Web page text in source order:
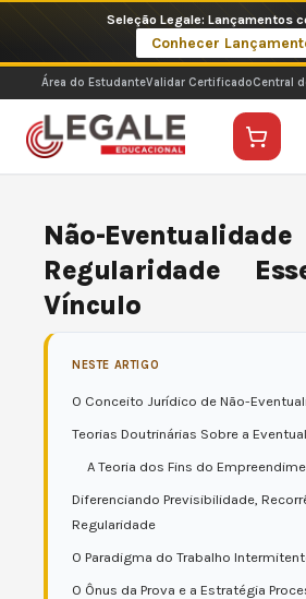
o
conteúdo
Imperdíveis no Pix: Pós Selecionadas a 199
Ver ofertas
Área do EstudanteValidar CertificadoCentral
Não-
Regularidade
Vínculo
NESTE ARTIGO
O Conceito Jurídico de Não-
Teorias Doutrinárias Sobre a
A Teoria dos Fins do
Diferenciando Previsibilidade,
Regularidade
O Paradigma do Trabalho
O Ônus da Prova e a Estratégia